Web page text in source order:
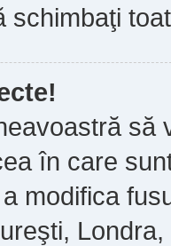
schimbaţi
să
în care
modifica